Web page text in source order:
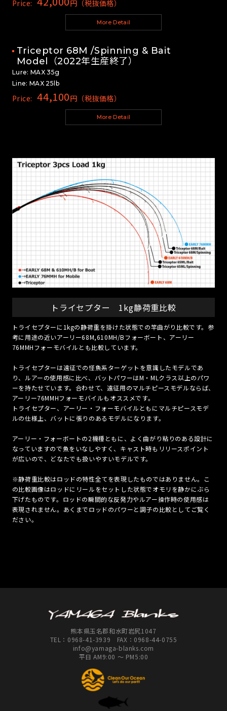
Price: 円（税抜価格）
More Detail
Triceptor 68M /Spinning & Bait
Model（2022年生産終了）
Lure: MAX 35g
Line: MAX 25lb
Price: 44,100円（税抜価格）
More Detail
トライセプター 1kg静荷重比較
トライセプターに1kgの静荷重を掛けた状態での竿曲がり比較です。参
考に用途の近いアーリー68M,610MH/Bフォーボート、アーリー
76MMHフォーモバイルとも比較しています。
トライセプターは遠征での怪魚系ターゲットを意識したモデルであ
り、ルアーの使用感に比べ、バットパワーはM・MLクラス以上のパワ
ーを持たせています。合わせて、遠征用のマルチピースモデルならば、
アーリー76MMHフォーモバイルもオススメです。
トライセプター、アーリー・フォーモバイルともにマルチピースモデ
ルの仕様上、バットに張りのあるモデルになります。
アーリー・フォーボートの2機種ともに、よく曲がり粘りのある設計に
なっていますので魚をいなしやすく、キャスト時もリリースポイント
が広いので、どなたでも扱いやすいモデルです。
※静荷重比較はロッドの特性全てを表現したものではありません。こ
の比較画像はロッドにリールをセットした状態でオモリを静かにぶら
下げたものです。ロッドの瞬間的な反発力やルアー操作時の使用感は
表現されません。あくまでロッドのパワーと調子の比較としてご覧く
ださい。
熊本県玉名郡和水町岩尻1047
TEL： 0968-41-3939 FAX：0968-44-0755
info@yamaga-blanks.com
平日 AM9:00 ～ PM5:00